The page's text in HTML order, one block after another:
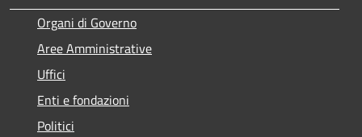
Organi di Governo
Aree Amministrative
Uffici
Enti e fondazioni
Politici